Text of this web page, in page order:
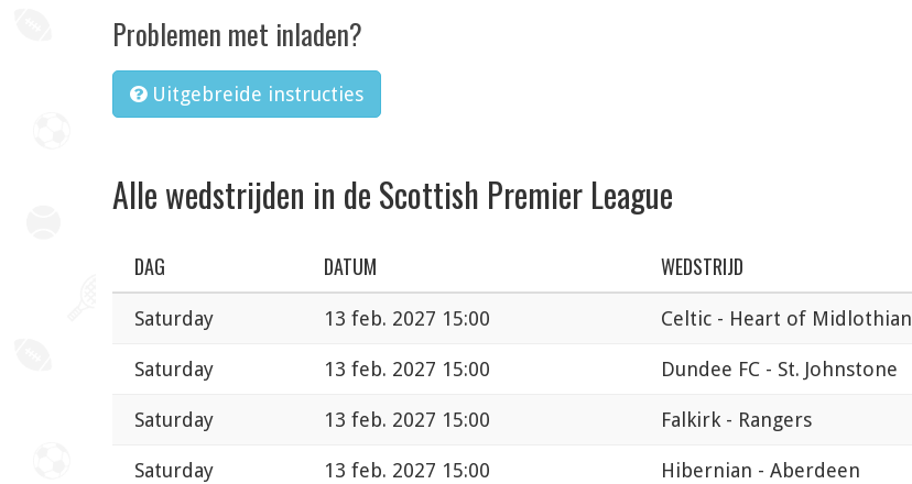
Problemen met inladen?
Uitgebreide instructies
Alle wedstrijden in de Scottish Premier League
DAG DATUM WEDSTRIJD
Saturday 13 feb. 2027 15:00 Celtic - Heart of Midlothian
Saturday 13 feb. 2027 15:00 Dundee FC - St. Johnstone
Saturday 13 feb. 2027 15:00 Falkirk - Rangers
Saturday 13 feb. 2027 15:00 Hibernian - Aberdeen